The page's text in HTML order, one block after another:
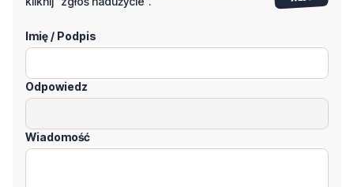
Odpowiedz
Wiadomość